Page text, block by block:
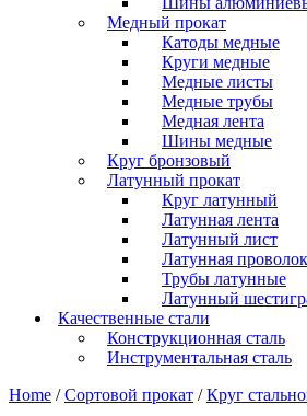
Медный прокат
Катоды медные
Круги медные
Медные листы
Медные трубы
Медная лента
Шины медные
Круг бронзовый
Латунный прокат
Круг латунный
Латунная лента
Латунный лист
Латунная
Трубы латунные
Латунный
Качественные стали
Конструкционная сталь
Инструментальная сталь
Home /Сортовой прокат /Круг